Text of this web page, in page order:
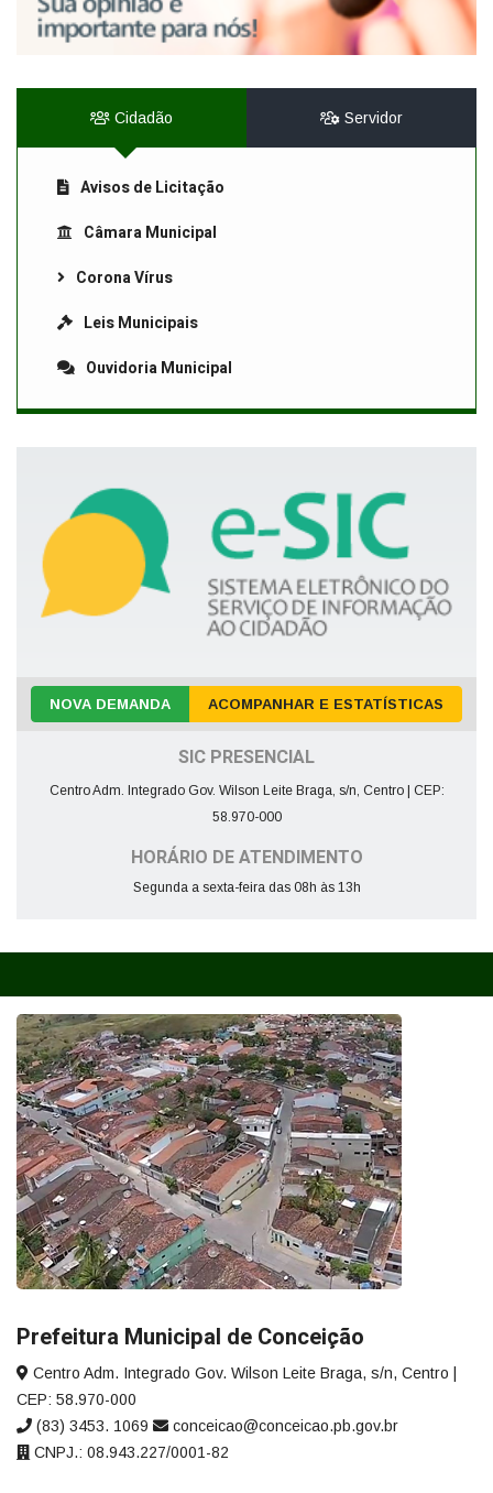
Cidadão Servidor
Avisos de Licitação
Câmara Municipal
Corona Vírus
Leis Municipais
Ouvidoria Municipal
NOVA DEMANDA ACOMPANHAR E ESTATÍSTICAS
SIC PRESENCIAL
Centro Adm. Integrado Gov. Wilson Leite Braga, s/n, Centro | CEP:
58.970-000
HORÁRIO DE ATENDIMENTO
Segunda a sexta-feira das 08h às 13h
Prefeitura Municipal de Conceição
Centro Adm. Integrado Gov. Wilson Leite Braga, s/n, Centro |
CEP: 58.970-000
(83) 3453. 1069
conceicao@conceicao.pb.gov.br
CNPJ.: 08.943.227/0001-82